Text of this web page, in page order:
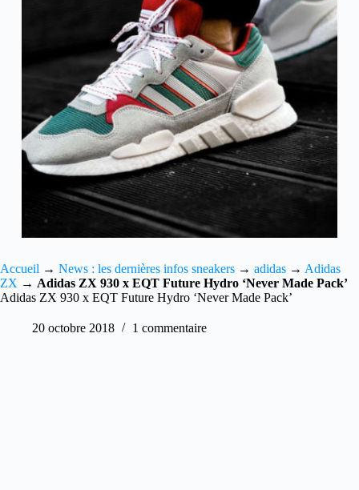
Accueil → News : les dernières infos sneakers → adidas → Adidas
ZX → Adidas ZX 930 x EQT Future Hydro ‘Never Made Pack’
Adidas ZX 930 x EQT Future Hydro ‘Never Made Pack’
20 octobre 2018 1 commentaire